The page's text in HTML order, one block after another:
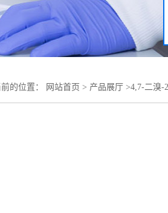
的位置： 网站首页 > 产品展厅 >4,7-二溴-